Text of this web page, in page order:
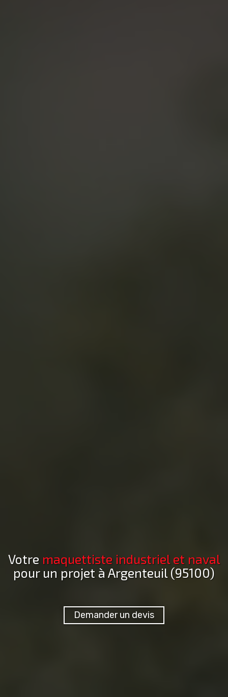
Votre maquettiste industriel et naval
pour un projet à Argenteuil (95100)
Demander un devis